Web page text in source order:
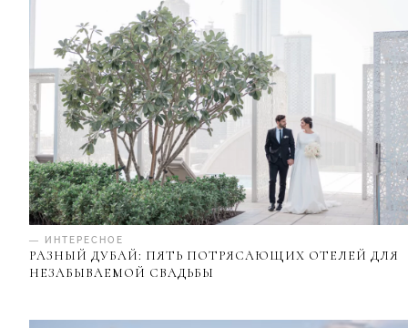
— ИНТЕРЕСНОЕ
РАЗНЫЙ ДУБАЙ: ПЯТЬ ПОТРЯСАЮЩИХ ОТЕЛЕЙ ДЛЯ
НЕЗАБЫВАЕМОЙ СВАДЬБЫ